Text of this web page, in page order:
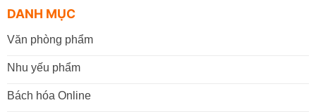
DANH MỤC
Văn phòng phẩm
Nhu yếu phẩm
Bách hóa Online